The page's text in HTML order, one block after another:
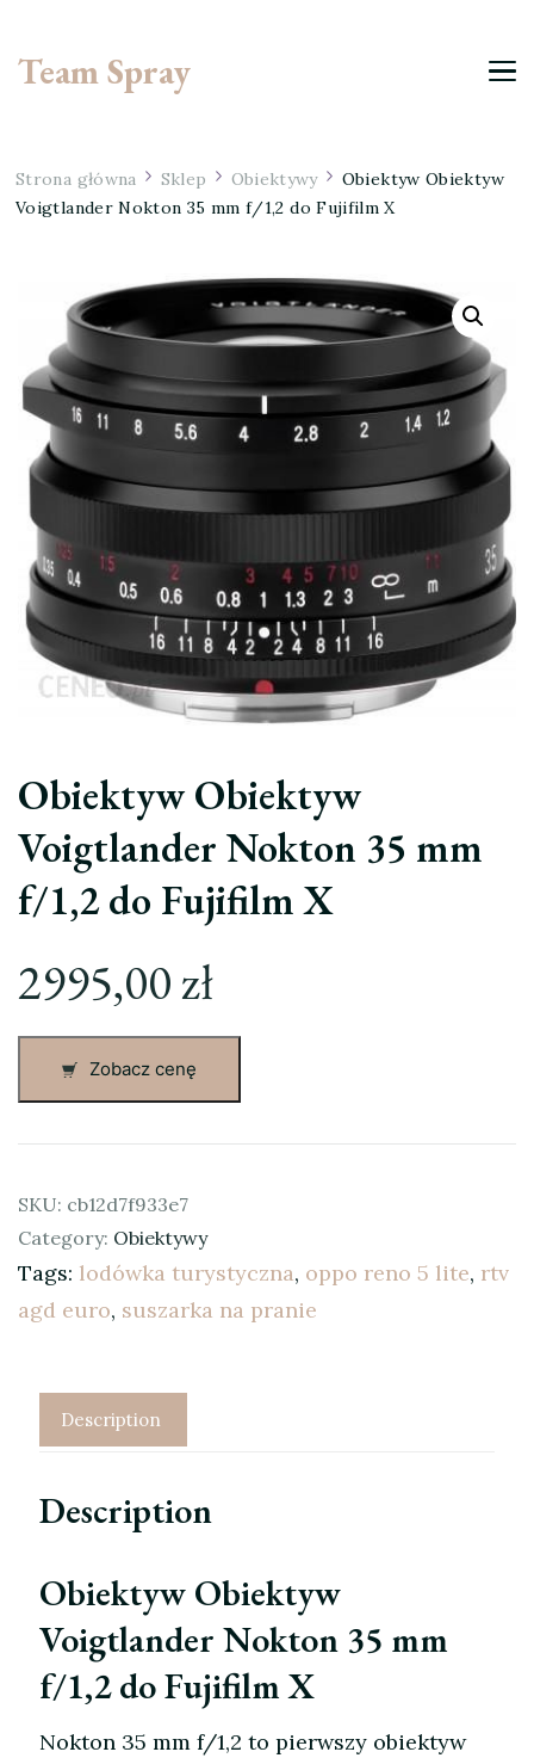
Team Spray
Strona główna Sklep Obiektywy
Obiektyw Obiektyw
Voigtlander Nokton 35 mm f/1,2 do Fujifilm X
Obiektyw Obiektyw
Voigtlander Nokton 35 mm
f/1,2 do Fujifilm X
2995,00zł
Zobacz cenę
SKU: cb12d7f933e7
Category: Obiektywy
Tags: lodówka turystyczna, oppo reno 5 lite, rtv
agd euro, suszarka na pranie
Description
Description
Obiektyw Obiektyw
Voigtlander Nokton 35 mm
f/1,2 do Fujifilm X
Nokton 35 mm f/1,2 to pierwszy obiektyw